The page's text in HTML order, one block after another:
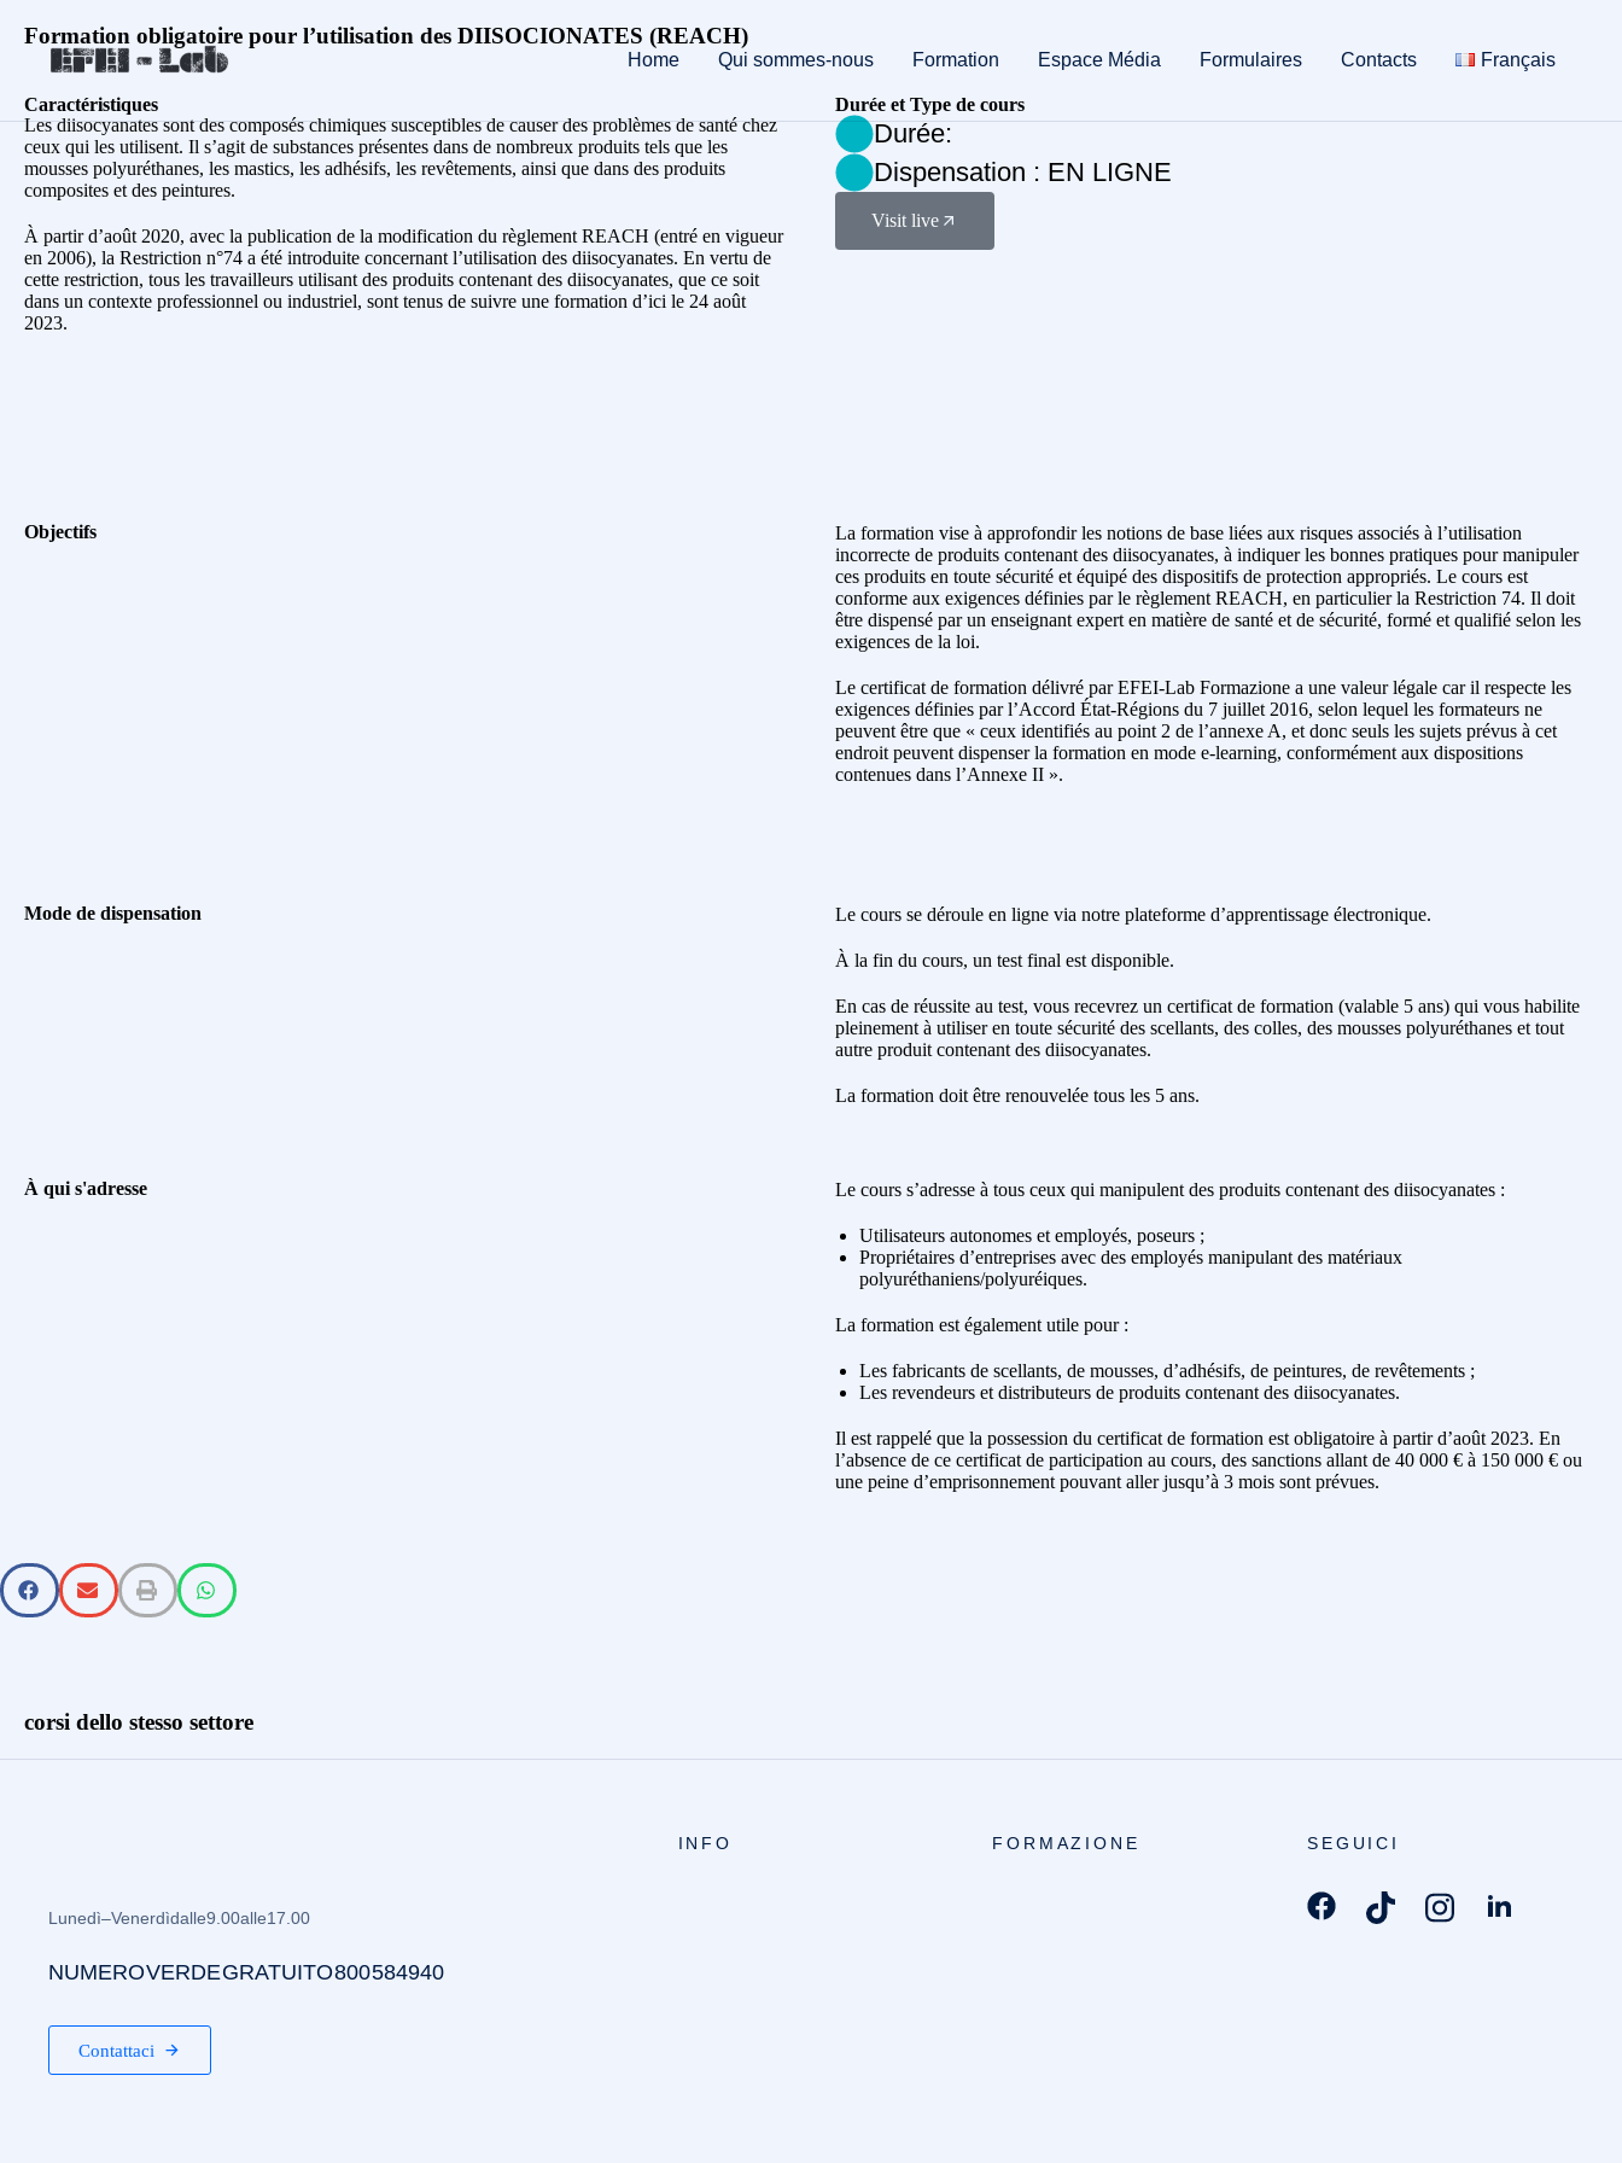
Home Qui sommes-nous Formation Espace Média Formulaires Contacts Français
Formation obligatoire pour l’utilisation des DIISOCIONATES (REACH)
Caractéristiques
Les diisocyanates sont des composés chimiques susceptibles de causer des problèmes de santé chez
ceux qui les utilisent. Il s’agit de substances présentes dans de nombreux produits tels que les
mousses polyuréthanes, les mastics, les adhésifs, les revêtements, ainsi que dans des produits
composites et des peintures.
À partir d’août 2020, avec la publication de la modification du règlement REACH (entré en vigueur
en 2006), la Restriction n°74 a été introduite concernant l’utilisation des diisocyanates. En vertu de
cette restriction, tous les travailleurs utilisant des produits contenant des diisocyanates, que ce soit
dans un contexte professionnel ou industriel, sont tenus de suivre une formation d’ici le 24 août
2023.
Durée et Type de cours
Durée:
Dispensation : EN LIGNE
Visit live
Objectifs
La formation vise à approfondir les notions de base liées aux risques associés à l’utilisation
incorrecte de produits contenant des diisocyanates, à indiquer les bonnes pratiques pour manipuler
ces produits en toute sécurité et équipé des dispositifs de protection appropriés. Le cours est
conforme aux exigences définies par le règlement REACH, en particulier la Restriction 74. Il doit
être dispensé par un enseignant expert en matière de santé et de sécurité, formé et qualifié selon les
exigences de la loi.
Le certificat de formation délivré par EFEI-Lab Formazione a une valeur légale car il respecte les
exigences définies par l’Accord État-Régions du 7 juillet 2016, selon lequel les formateurs ne
peuvent être que « ceux identifiés au point 2 de l’annexe A, et donc seuls les sujets prévus à cet
endroit peuvent dispenser la formation en mode e-learning, conformément aux dispositions
contenues dans l’Annexe II ».
Mode de dispensation Le cours se déroule en ligne via notre plateforme d’apprentissage électronique.
À la fin du cours, un test final est disponible.
En cas de réussite au test, vous recevrez un certificat de formation (valable 5 ans) qui vous habilite
pleinement à utiliser en toute sécurité des scellants, des colles, des mousses polyuréthanes et tout
autre produit contenant des diisocyanates.
La formation doit être renouvelée tous les 5 ans.
À qui s'adresse Le cours s’adresse à tous ceux qui manipulent des produits contenant des diisocyanates :
Utilisateurs autonomes et employés, poseurs ;
Propriétaires d’entreprises avec des employés manipulant des matériaux
polyuréthaniens/polyuréiques.
La formation est également utile pour :
Les fabricants de scellants, de mousses, d’adhésifs, de peintures, de revêtements ;
Les revendeurs et distributeurs de produits contenant des diisocyanates.
Il est rappelé que la possession du certificat de formation est obligatoire à partir d’août 2023. En
l’absence de ce certificat de participation au cours, des sanctions allant de 40 000 € à 150 000 € ou
une peine d’emprisonnement pouvant aller jusqu’à 3 mois sont prévues.
corsi dello stesso settore
Lunedì – Venerdì dalle 9.00 alle 17.00
NUMERO VERDE GRATUITO 800 584940
Contattaci
INFO FORMAZIONE SEGUICI